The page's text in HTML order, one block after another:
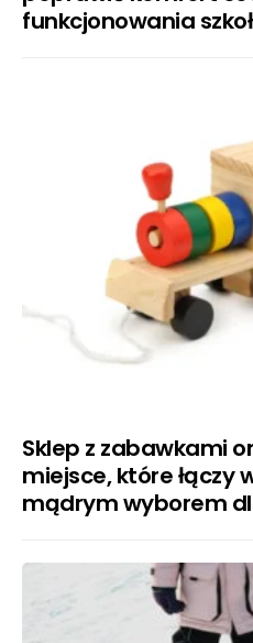
funkcjonowania
Sklep z zabawkami
miejsce, które łączy
mądrym wyborem